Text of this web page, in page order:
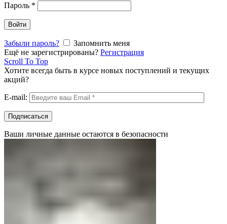
Пароль *
Войти
Забыли пароль?
Запомнить меня
Ещё не зарегистрированы? Регистрация
Scroll To Top
Хотите всегда быть в курсе новых поступлений и текущих
акций?
E-mail:
Ваши личные данные остаются в безопасности